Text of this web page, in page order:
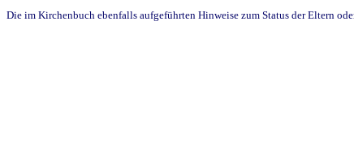
Die im Kirchenbuch ebenfalls aufgeführten Hinweise zum Status der Eltern